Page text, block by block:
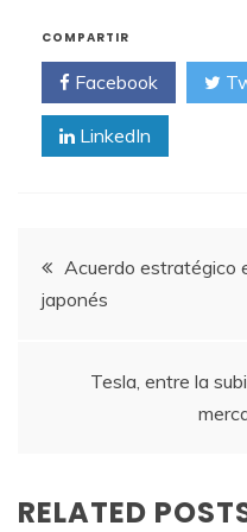
COMPARTIR
Facebook
LinkedIn
de
entradas
Acuerdo estratégico
japonés
Tesla, entre la
RELATED